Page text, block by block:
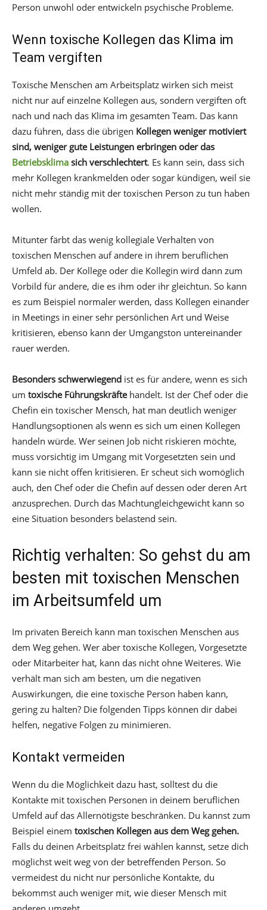
Person unwohl oder entwickeln psychische Probleme.
Wenn toxische Kollegen das Klima im
Team vergiften
Toxische Menschen am Arbeitsplatz wirken sich meist
nicht nur auf einzelne Kollegen aus, sondern vergiften oft
nach und nach das Klima im gesamten Team. Das kann
dazu führen, dass die übrigen Kollegen weniger motiviert
sind, weniger gute Leistungen erbringen oder das
Betriebsklima sich verschlechtert. Es kann sein, dass sich
mehr Kollegen krankmelden oder sogar kündigen, weil sie
nicht mehr ständig mit der toxischen Person zu tun haben
wollen.
Mitunter färbt das wenig kollegiale Verhalten von
toxischen Menschen auf andere in ihrem beruflichen
Umfeld ab. Der Kollege oder die Kollegin wird dann zum
Vorbild für andere, die es ihm oder ihr gleichtun. So kann
es zum Beispiel normaler werden, dass Kollegen einander
in Meetings in einer sehr persönlichen Art und Weise
kritisieren, ebenso kann der Umgangston untereinander
rauer werden.
Besonders schwerwiegend ist es für andere, wenn es sich
um toxische Führungskräftehandelt. Ist der Chef oder die
Chefin ein toxischer Mensch, hat man deutlich weniger
Handlungsoptionen als wenn es sich um einen Kollegen
handeln würde. Wer seinen Job nicht riskieren möchte,
muss vorsichtig im Umgang mit Vorgesetzten sein und
kann sie nicht offen kritisieren. Er scheut sich womöglich
auch, den Chef oder die Chefin auf dessen oder deren Art
anzusprechen. Durch das Machtungleichgewicht kann so
eine Situation besonders belastend sein.
Richtig verhalten: So gehst du am
besten mit toxischen Menschen
im Arbeitsumfeld um
Im privaten Bereich kann man toxischen Menschen aus
dem Weg gehen. Wer aber toxische Kollegen, Vorgesetzte
oder Mitarbeiter hat, kann das nicht ohne Weiteres. Wie
verhält man sich am besten, um die negativen
Auswirkungen, die eine toxische Person haben kann,
gering zu halten? Die folgenden Tipps können dir dabei
helfen, negative Folgen zu minimieren.
Kontakt vermeiden
Wenn du die Möglichkeit dazu hast, solltest du die
Kontakte mit toxischen Personen in deinem beruflichen
Umfeld auf das Allernötigste beschränken. Du kannst zum
Beispiel einem toxischen Kollegen aus dem Weg gehen.
Falls du deinen Arbeitsplatz frei wählen kannst, setze dich
möglichst weit weg von der betreffenden Person. So
vermeidest du nicht nur persönliche Kontakte, du
bekommst auch weniger mit, wie dieser Mensch mit